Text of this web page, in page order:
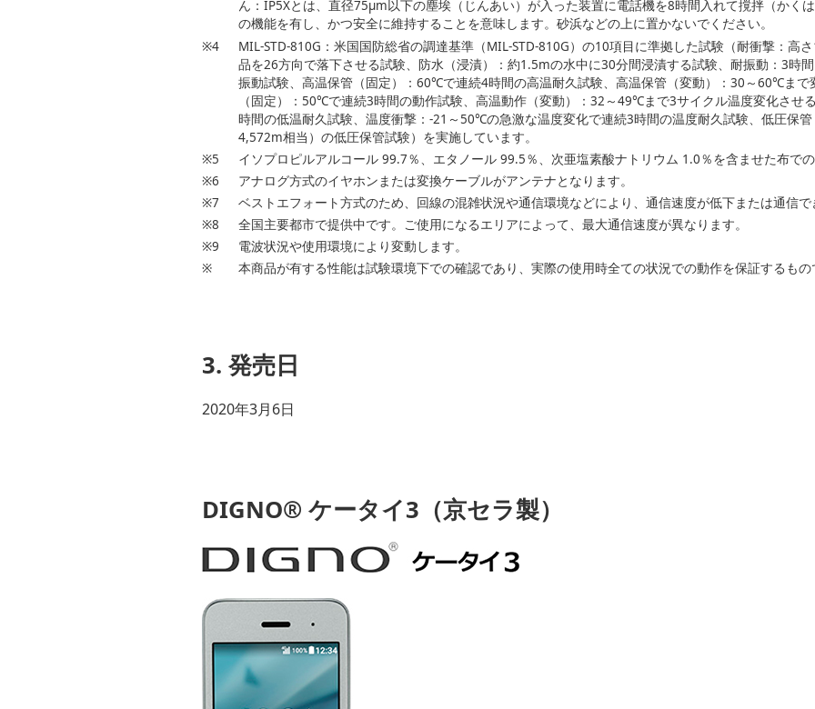
ん：IP5Xとは、直径75µm以下の塵埃（じんあい）が入った装置に電話機を8時間入れて撹拌（かく
の機能を有し、かつ安全に維持することを意味します。砂浜などの上に置かないでください。
※4
MIL-STD-810G：米国国防総省の調達基準（MIL-STD-810G）の10項目に準拠した試験（耐衝撃：高
品を26方向で落下させる試験、防水（浸漬）：約1.5mの水中に30分間浸漬する試験、耐振動：3時
振動試験、高温保管（固定）：60℃で連続4時間の高温耐久試験、高温保管（変動）：30～60℃まで
（固定）：50℃で連続3時間の動作試験、高温動作（変動）：32～49℃まで3サイクル温度変化させ
時間の低温耐久試験、温度衝撃：-21～50℃の急激な温度変化で連続3時間の温度耐久試験、低圧保
4,572m相当）の低圧保管試験）を実施しています。
※5
イソプロピルアルコール 99.7％、エタノール 99.5％、次亜塩素酸ナトリウム 1.0％を含ませた布で
※6
アナログ方式のイヤホンまたは変換ケーブルがアンテナとなります。
※7
ベストエフォート方式のため、回線の混雑状況や通信環境などにより、通信速度が低下または通信
※8
全国主要都市で提供中です。ご使用になるエリアによって、最大通信速度が異なります。
※9
電波状況や使用環境により変動します。
※
本商品が有する性能は試験環境下での確認であり、実際の使用時全ての状況での動作を保証するも
3. 発売日
2020年3月6日
DIGNO® ケータイ3（京セラ製）